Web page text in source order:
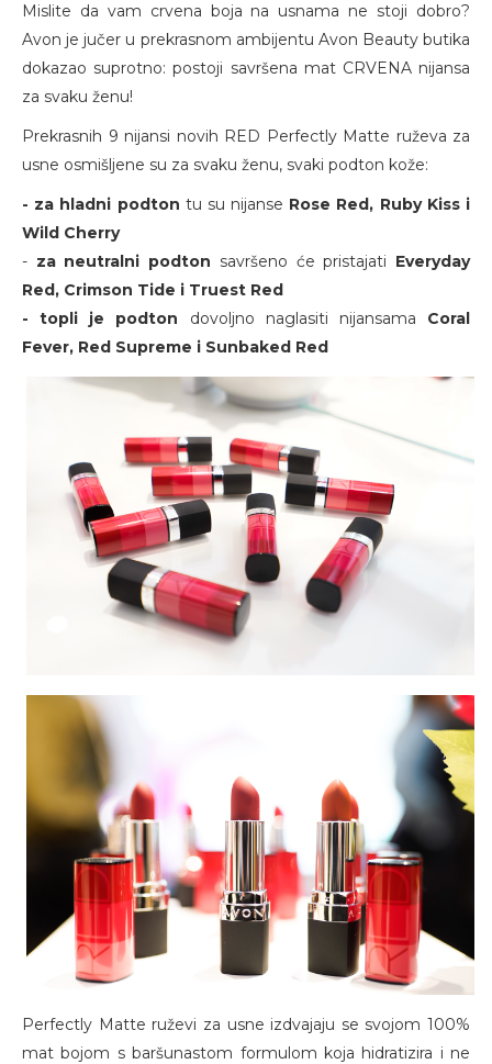
Mislite da vam crvena boja na usnama ne stoji dobro?
Avon je jučer u prekrasnom ambijentu Avon Beauty butika
dokazao suprotno: postoji savršena mat CRVENA nijansa
za svaku ženu!
Prekrasnih 9 nijansi novih RED Perfectly Matte ruževa za
usne osmišljene su za svaku ženu, svaki podton kože:
- za hladni podton tu su nijanse Rose Red, Ruby Kiss i
Wild Cherry
- za neutralni podton savršeno će pristajati Everyday
Red, Crimson Tide i Truest Red
- topli je podton dovoljno naglasiti nijansama Coral
Fever, Red Supreme i Sunbaked Red
Perfectly Matte ruževi za usne izdvajaju se svojom 100%
mat bojom s baršunastom formulom koja hidratizira i ne